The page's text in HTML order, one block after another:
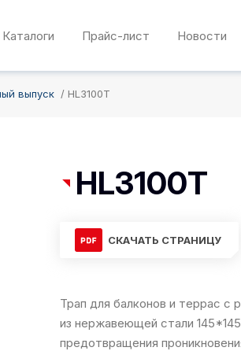
Каталоги Прайс-лист Новости
выпуск HL3100T
HL3100T
СКАЧАТЬ СТРАНИЦУ
Трап для балконов и террас
из нержавеющей стали
предотвращения